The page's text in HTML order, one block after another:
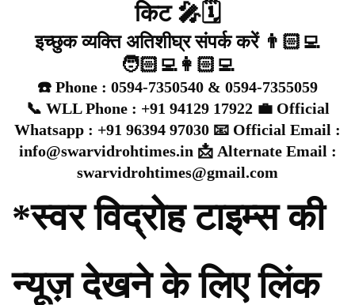
किट 🎤🗓️
इच्छुक व्यक्ति अतिशीघ्र संपर्क करें 👨🏻‍💻
🧑🏻‍💻👩🏻‍💻
☎️ Phone : 0594-7350540 & 0594-7355059
📞 WLL Phone : +91 94129 17922 💼 Official
Whatsapp : +91 96394 97030 📧 Official Email :
info@swarvidrohtimes.in 📩 Alternate Email :
swarvidrohtimes@gmail.com
*स्वर विद्रोह टाइम्स की
न्यूज़ देखने के लिए लिंक